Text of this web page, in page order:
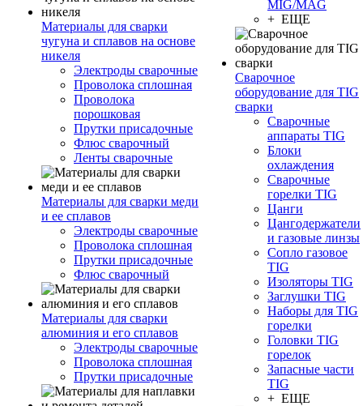
Материалы для сварки
чугуна и сплавов на основе
никеля
Электроды сварочные
Проволока сплошная
Проволока
порошковая
Прутки присадочные
Флюс сварочный
Ленты сварочные
Материалы для сварки меди
и ее сплавов
Электроды сварочные
Проволока сплошная
Прутки присадочные
Флюс сварочный
Материалы для сварки
алюминия и его сплавов
Электроды сварочные
Проволока сплошная
Прутки присадочные
MIG/MAG
+ ЕЩЕ
Сварочное
оборудование для TIG
сварки
Сварочные
аппараты TIG
Блоки
охлаждения
Сварочные
горелки TIG
Цанги
Цангодержатели
и газовые линзы
Сопло газовое
TIG
Изоляторы TIG
Заглушки TIG
Наборы для TIG
горелки
Головки TIG
горелок
Запасные части
TIG
+ ЕЩЕ